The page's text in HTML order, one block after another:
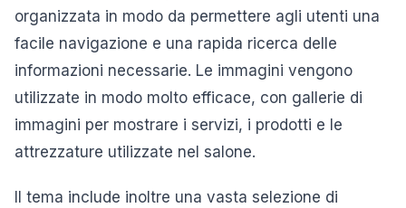
organizzata in modo da permettere agli utenti una
facile navigazione e una rapida ricerca delle
informazioni necessarie. Le immagini vengono
utilizzate in modo molto efficace, con gallerie di
immagini per mostrare i servizi, i prodotti e le
attrezzature utilizzate nel salone.
Il tema include inoltre una vasta selezione di